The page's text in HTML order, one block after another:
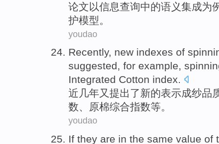
论文以信息查询中的语义集成为
护模型。
youdao
Recently, new indexes of
suggested, for example,
Integrated Cotton index.
近几年又 提出了新的表示成纱品
数、 原棉综合指数等。
youdao
If they are in the same value of